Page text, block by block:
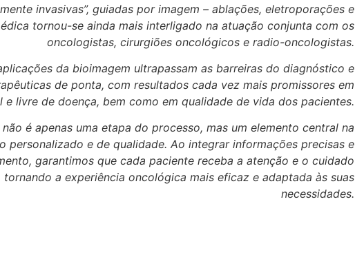
invasivas”, guiadas por imagem – ablações, eletroporações e
tornou-se ainda mais interligado na atuação conjunta com os
oncologistas, cirurgiões oncológicos e radio-oncologistas.
da bioimagem ultrapassam as barreiras do diagnóstico e
de ponta, com resultados cada vez mais promissores em
e livre de doença, bem como em qualidade de vida dos pacientes.
é apenas uma etapa do processo, mas um elemento central na
personalizado e de qualidade. Ao integrar informações precisas e
garantimos que cada paciente receba a atenção e o cuidado
a experiência oncológica mais eficaz e adaptada às suas
necessidades.